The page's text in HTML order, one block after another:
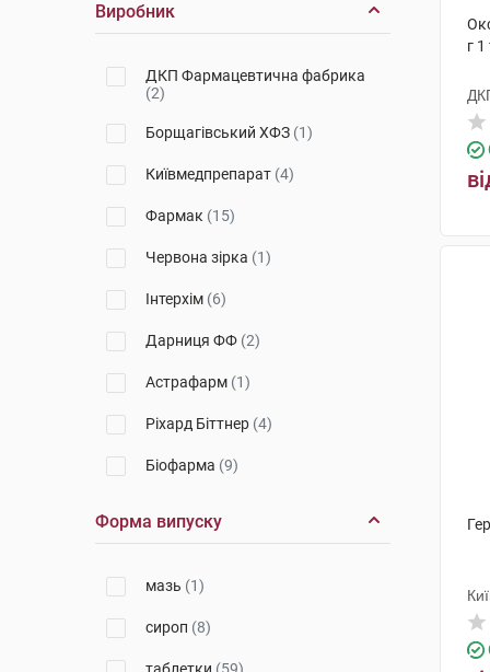
Виробник
ДКП Фармацевтична фабрика
(2)
Борщагівський ХФЗ (1)
Київмедпрепарат (4)
Фармак (15)
Червона зірка (1)
Інтерхім (6)
Дарниця ФФ (2)
Астрафарм (1)
Ріхард Біттнер (4)
Біофарма (9)
Стада Арцнайміттель(3)
ОлайнФарм
НВК Екофарм
Форма випуску
мазь (1)
сироп (8)
г 1